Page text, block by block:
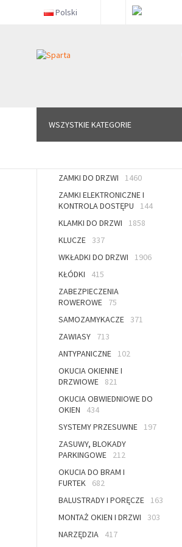
Polski
WSZYSTKIE KATEGORIE
WSZYSTKIE KATEGORIE
ZAMKI DO DRZWI
1460
ZAMKI ELEKTRONICZNE I
KONTROLA DOSTĘPU
144
KLAMKI DO DRZWI
1858
KLUCZE
337
WKŁADKI DO DRZWI
1906
KŁÓDKI
415
ZABEZPIECZENIA
ROWEROWE
75
SAMOZAMYKACZE
371
ZAWIASY
713
ANTYPANICZNE
102
OKUCIA OKIENNE I
DRZWIOWE
821
OKUCIA OBWIEDNIOWE DO
OKIEN
434
SYSTEMY PRZESUWNE
197
ZASUWY, BLOKADY
PARKINGOWE
212
OKUCIA DO BRAM I
FURTEK
682
BALUSTRADY I PORĘCZE
163
MONTAŻ OKIEN I DRZWI
303
NARZĘDZIA
417